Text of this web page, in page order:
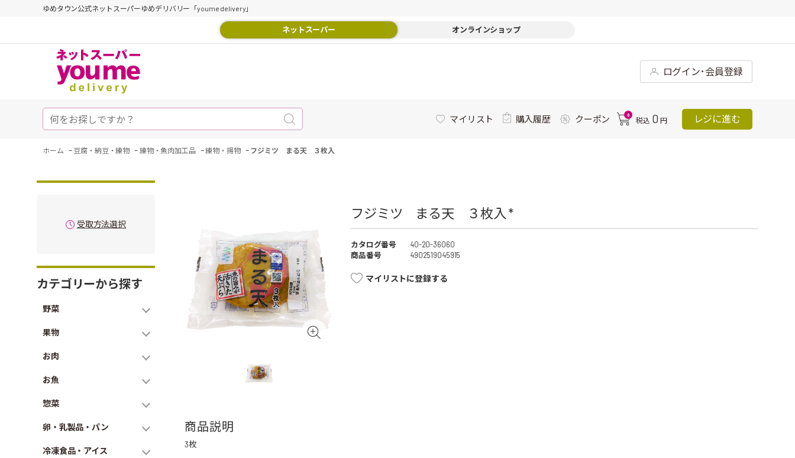
ゆめタウン公式ネットスーパーゆめデリバリー「youme delivery」
ネットスーパー オンラインショップ
ログイン･会員登録
マイリスト 購入履歴 クーポン 0
税込 0 円 レジに進む
ホーム - 豆腐・納豆・練物 - 練物・魚肉加工品 -練物・揚物 - フジミツ まる天 ３枚入
受取方法選択
カテゴリーから探す
野菜
果物
お肉
お魚
惣菜
卵・乳製品・パン
冷凍食品・アイス
フジミツ まる天 ３枚入 *
カタログ番号
40-20-36060
商品番号
4902519045915
マイリストに登録する
商品説明
3枚